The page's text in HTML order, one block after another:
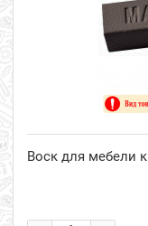
Воск для мебели